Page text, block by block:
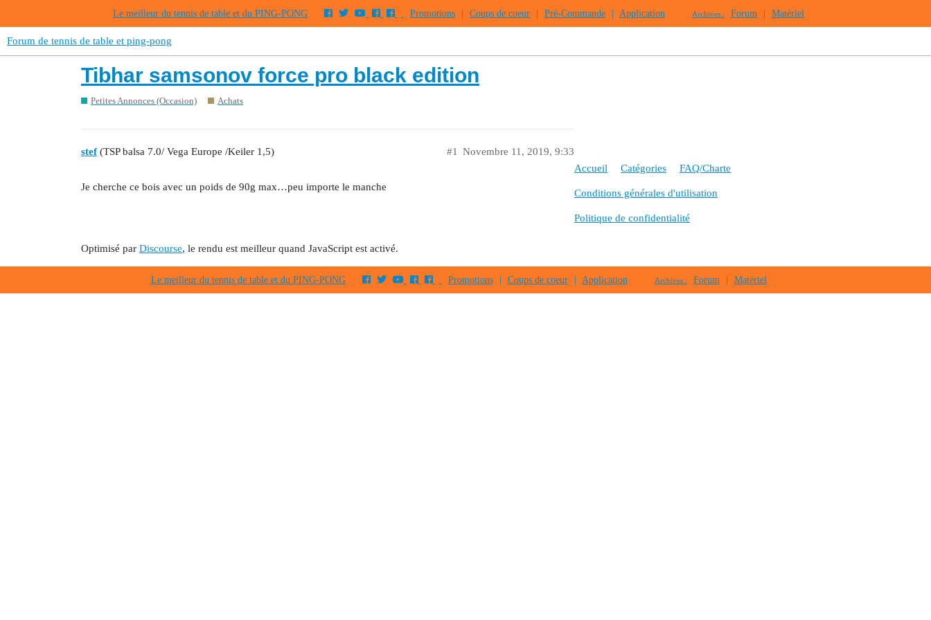
Le meilleur du tennis de table et du PING-PONG Promotions Coups de coeur Pré-Commande Application Archives : Forum Matériel
Forum de tennis de table et ping-pong
Tibhar samsonov force pro black edition
Petites Annonces (Occasion) Achats
stef(TSP balsa 7.0/ Vega Europe /Keiler 1,5) Novembre 11, 2019, 9:33
#1
Je cherche ce bois avec un poids de 90g max…peu importe le manche
Accueil Catégories FAQ/Charte
Conditions générales d'utilisation
Politique de confidentialité
Optimisé par Discourse, le rendu est meilleur quand JavaScript est activé.
Le meilleur du tennis de table et du PING-PONG Promotions | Coups de coeur | Application Archives : Forum | Matériel